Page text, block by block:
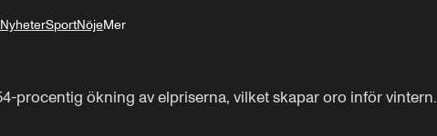
NyheterSportNöjeMer
procentig ökning av elpriserna, vilket skapar oro inför vintern.